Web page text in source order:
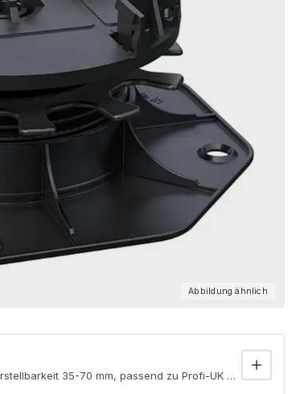
Abbildung ähnlich
35-70 mm, passend zu Profi-UK Alu